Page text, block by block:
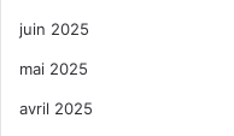
juin 2025
mai 2025
avril 2025